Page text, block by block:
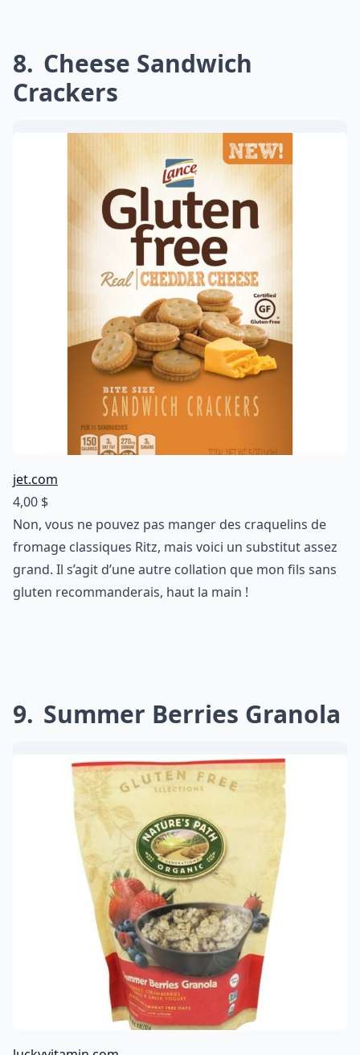
8 Cheese Sandwich
Crackers
jet.com
4,00 $
Non, vous ne pouvez pas manger des craquelins de
fromage classiques Ritz, mais voici un substitut assez
grand. Il s’agit d’une autre collation que mon fils sans
gluten recommanderais, haut la main !
9 Summer Berries Granola